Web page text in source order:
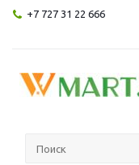
+7 727 31 22 666